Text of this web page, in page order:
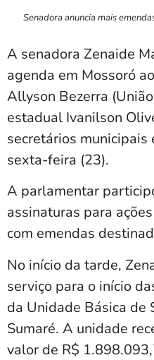
Senadora anuncia mais
A senadora Zenaide
agenda em Mossoró
Allyson Bezerra
estadual Ivanilson
secretários municipais
sexta-feira (23).
A parlamentar
assinaturas para
com emendas
No início da tarde,
serviço para o início
da Unidade Básica de
Sumaré. A unidade
valor de R$